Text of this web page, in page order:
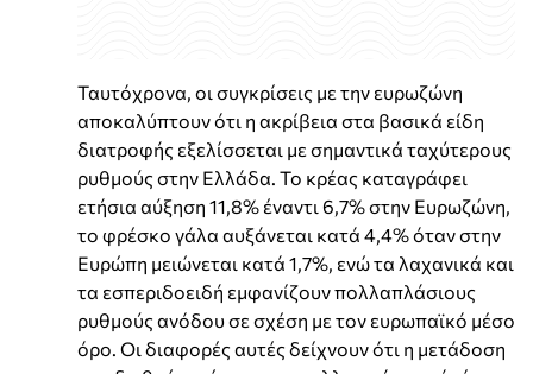
Ταυτόχρονα, οι συγκρίσεις με την ευρωζώνη
αποκαλύπτουν ότι η ακρίβεια στα βασικά είδη
διατροφής εξελίσσεται με σημαντικά ταχύτερους
ρυθμούς στην Ελλάδα. Το κρέας καταγράφει
ετήσια αύξηση 11,8% έναντι 6,7% στην Ευρωζώνη,
το φρέσκο γάλα αυξάνεται κατά 4,4% όταν στην
Ευρώπη μειώνεται κατά 1,7%, ενώ τα λαχανικά και
τα εσπεριδοειδή εμφανίζουν πολλαπλάσιους
ρυθμούς ανόδου σε σχέση με τον ευρωπαϊκό μέσο
όρο. Οι διαφορές αυτές δείχνουν ότι η μετάδοση